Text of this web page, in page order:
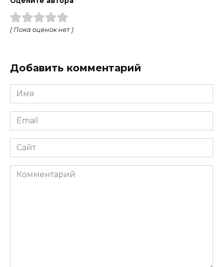
( Пока оценок нет )
Добавить комментарий
Имя
Email
Сайт
Комментарий